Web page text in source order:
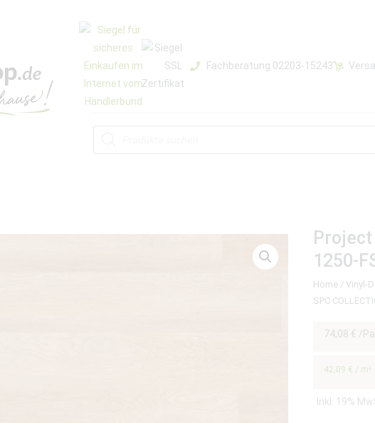
Fachberatung 02203-15243
Project
1250-
Home / Vinyl-
SPC
74,08 € /
42,09 € / m²
Inkl. 19%